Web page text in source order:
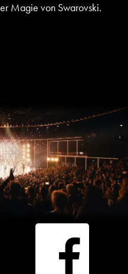
Magie von Swarovski.